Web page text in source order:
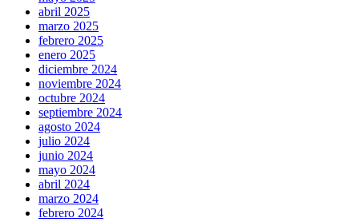
abril 2025
marzo 2025
febrero 2025
enero 2025
diciembre 2024
noviembre 2024
octubre 2024
septiembre 2024
agosto 2024
julio 2024
junio 2024
mayo 2024
abril 2024
marzo 2024
febrero 2024